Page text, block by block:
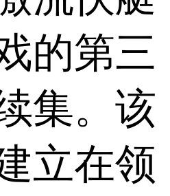
的第三
集。该
立在领